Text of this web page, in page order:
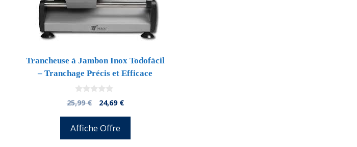
Trancheuse à Jambon Inox Todofácil
– Tranchage Précis et Efficace
0
d
25,99€
El
original
era:
24,69 €El
Affiche Offre